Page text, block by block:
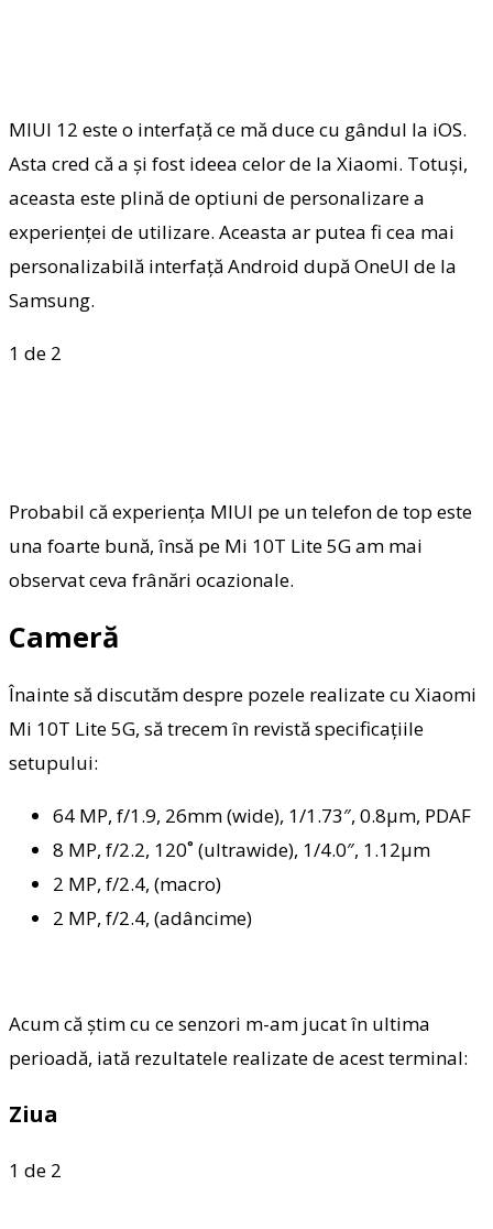
MIUI 12 este o interfață ce mă duce cu gândul la iOS.
Asta cred că a și fost ideea celor de la Xiaomi. Totuși,
aceasta este plină de optiuni de personalizare a
experienței de utilizare. Aceasta ar putea fi cea mai
personalizabilă interfață Android după OneUI de la
Samsung.
1 de 2
Probabil că experiența MIUI pe un telefon de top este
una foarte bună, însă pe Mi 10T Lite 5G am mai
observat ceva frânări ocazionale.
Cameră
Înainte să discutăm despre pozele realizate cu Xiaomi
Mi 10T Lite 5G, să trecem în revistă specificațiile
setupului:
64 MP, f/1.9, 26mm (wide), 1/1.73″, 0.8µm, PDAF
8 MP, f/2.2, 120˚ (ultrawide), 1/4.0″, 1.12µm
2 MP, f/2.4, (macro)
2 MP, f/2.4, (adâncime)
Acum că știm cu ce senzori m-am jucat în ultima
perioadă, iată rezultatele realizate de acest terminal:
Ziua
1 de 2